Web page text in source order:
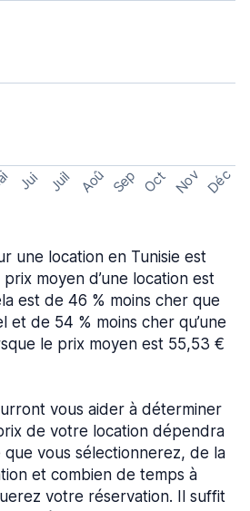
Jui Juil Aoû Sep Oct Nov Déc
une location en Tunisie est
moyen d’une location est
est de 46 % moins cher que
et de 54 % moins cher qu’une
le prix moyen est 55,53 €
vous aider à déterminer
de votre location dépendra
vous sélectionnerez, de la
et combien de temps à
votre réservation. Il suffit